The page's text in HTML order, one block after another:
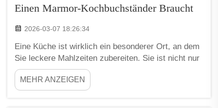
Einen Marmor-Kochbuchständer Braucht
2026-03-07 18:26:34
Eine Küche ist wirklich ein besonderer Ort, an dem
Sie leckere Mahlzeiten zubereiten. Sie ist nicht nur
ein Raum, sondern der Ort, an dem sich die Familie
trifft und Erinnerungen schafft. In modernen Küchen
gibt es heute zahlreiche Geräte und Utensilien, die
MEHR ANZEIGEN